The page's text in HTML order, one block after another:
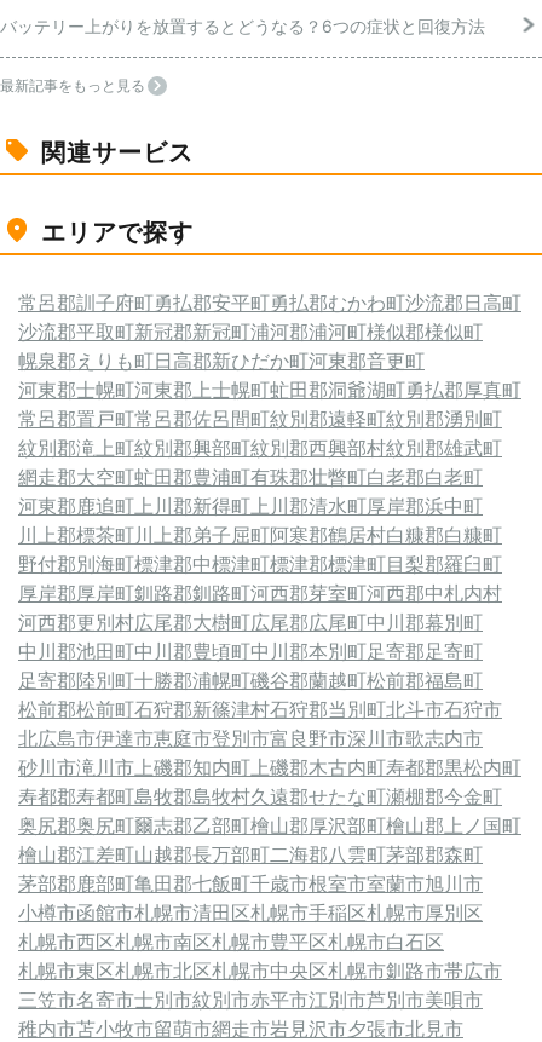
バッテリー上がりを放置するとどうなる？6つの症状と回復方法
最新記事をもっと見る
関連サービス
エリアで探す
常呂郡訓子府町勇払郡安平町勇払郡むかわ町沙流郡日高町
沙流郡平取町新冠郡新冠町浦河郡浦河町様似郡様似町
幌泉郡えりも町日高郡新ひだか町河東郡音更町
河東郡士幌町河東郡上士幌町虻田郡洞爺湖町勇払郡厚真町
常呂郡置戸町常呂郡佐呂間町紋別郡遠軽町紋別郡湧別町
紋別郡滝上町紋別郡興部町紋別郡西興部村紋別郡雄武町
網走郡大空町虻田郡豊浦町有珠郡壮瞥町白老郡白老町
河東郡鹿追町 上川郡新得町 上川郡清水町厚岸郡浜中町
川上郡標茶町川上郡弟子屈町阿寒郡鶴居村白糠郡白糠町
野付郡別海町標津郡中標津町標津郡標津町目梨郡羅臼町
厚岸郡厚岸町釧路郡釧路町河西郡芽室町河西郡中札内村
河西郡更別村広尾郡大樹町広尾郡広尾町中川郡幕別町
中川郡池田町中川郡豊頃町中川郡本別町足寄郡足寄町
足寄郡陸別町十勝郡浦幌町磯谷郡蘭越町松前郡福島町
松前郡松前町石狩郡新篠津村石狩郡当別町北斗市石狩市
北広島市伊達市恵庭市登別市富良野市深川市歌志内市
砂川市滝川市 上磯郡知内町 上磯郡木古内町寿都郡黒松内町
寿都郡寿都町島牧郡島牧村久遠郡せたな町瀬棚郡今金町
奥尻郡奥尻町爾志郡乙部町檜山郡厚沢部町檜山郡上ノ国町
檜山郡江差町山越郡長万部町二海郡八雲町茅部郡森町
茅部郡鹿部町亀田郡七飯町千歳市根室市室蘭市旭川市
小樽市函館市札幌市清田区札幌市手稲区札幌市厚別区
札幌市西区札幌市南区札幌市豊平区札幌市白石区
札幌市東区札幌市北区札幌市中央区札幌市釧路市帯広市
三笠市名寄市士別市紋別市赤平市江別市芦別市美唄市
稚内市苫小牧市留萌市網走市岩見沢市夕張市北見市